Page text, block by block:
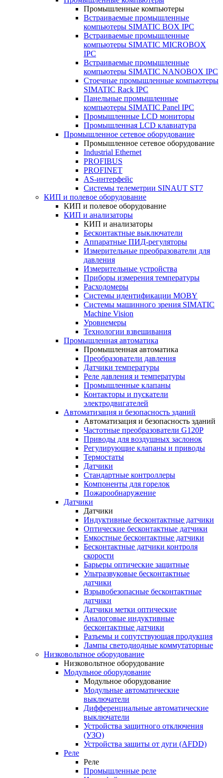
Промышленные компьютеры
Встраиваемые промышленные
компьютеры SIMATIC BOX IPC
Встраиваемые промышленные
компьютеры SIMATIC MICROBOX
IPC
Встраиваемые промышленные
компьютеры SIMATIC NANOBOX IPC
Стоечные промышленные компьютеры
SIMATIC Rack IPC
Панельные промышленные
компьютеры SIMATIC Panel IPC
Промышленные LCD мониторы
Промышленная LCD клавиатура
Промышленное сетевое оборудование
Промышленное сетевое оборудование
Industrial Ethernet
PROFIBUS
PROFINET
AS-интерфейс
Системы телеметрии SINAUT ST7
КИП и полевое оборудование
КИП и полевое оборудование
КИП и анализаторы
КИП и анализаторы
Бесконтактные выключатели
Аппаратные ПИД-регуляторы
Измерительные преобразователи для
давления
Измерительные устройства
Приборы измерения температуры
Расходомеры
Системы идентификации MOBY
Системы машинного зрения SIMATIC
Machine Vision
Уровнемеры
Технологии взвешивания
Промышленная автоматика
Промышленная автоматика
Преобразователи давления
Датчики температуры
Реле давления и температуры
Промышленные клапаны
Контакторы и пускатели
электродвигателей
Автоматизация и безопасность зданий
Автоматизация и безопасность зданий
Частотные преобразователи G120P
Приводы для воздушных заслонок
Регулирующие клапаны и приводы
Термостаты
Датчики
Стандартные контроллеры
Компоненты для горелок
Пожарообнаружение
Датчики
Датчики
Индуктивные бесконтактные датчики
Оптические бесконтактные датчики
Емкостные бесконтактные датчики
Бесконтактные датчики контроля
скорости
Барьеры оптические защитные
Ультразвуковые бесконтактные
датчики
Взрывобезопасные бесконтактные
датчики
Датчики метки оптические
Аналоговые индуктивные
бесконтактные датчики
Разъемы и сопутствующая продукция
Лампы светодиодные коммутаторные
Низковольтное оборудование
Низковольтное оборудование
Модульное оборудование
Модульное оборудование
Модульные автоматические
выключатели
Дифференциальные автоматические
выключатели
Устройства защитного отключения
(УЗО)
Устройства защиты от дуги (AFDD)
Реле
Реле
Промышленные реле